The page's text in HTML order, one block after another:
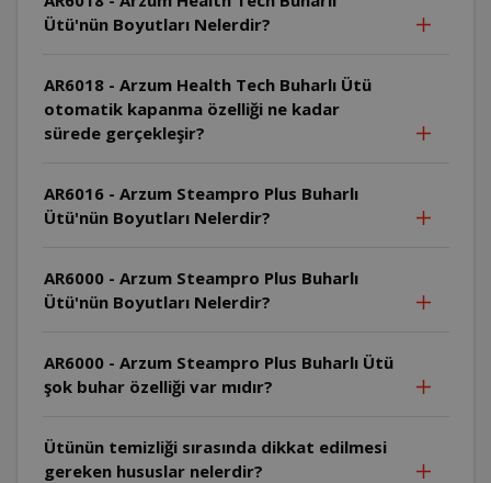
Ütü'nün Boyutları Nelerdir?
AR6018 - Arzum Health Tech Buharlı Ütü
otomatik kapanma özelliği ne kadar
sürede gerçekleşir?
AR6016 - Arzum Steampro Plus Buharlı
Ütü'nün Boyutları Nelerdir?
AR6000 - Arzum Steampro Plus Buharlı
Ütü'nün Boyutları Nelerdir?
AR6000 - Arzum Steampro Plus Buharlı Ütü
şok buhar özelliği var mıdır?
Ütünün temizliği sırasında dikkat edilmesi
gereken hususlar nelerdir?